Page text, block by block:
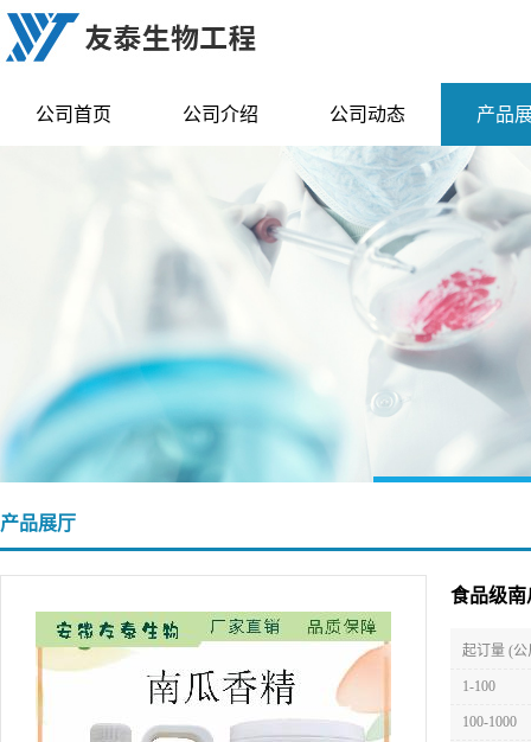
公司首页 公司介绍 公司动态 产品
产品展厅
食品级南
起订量 (公
1-100
100-1000